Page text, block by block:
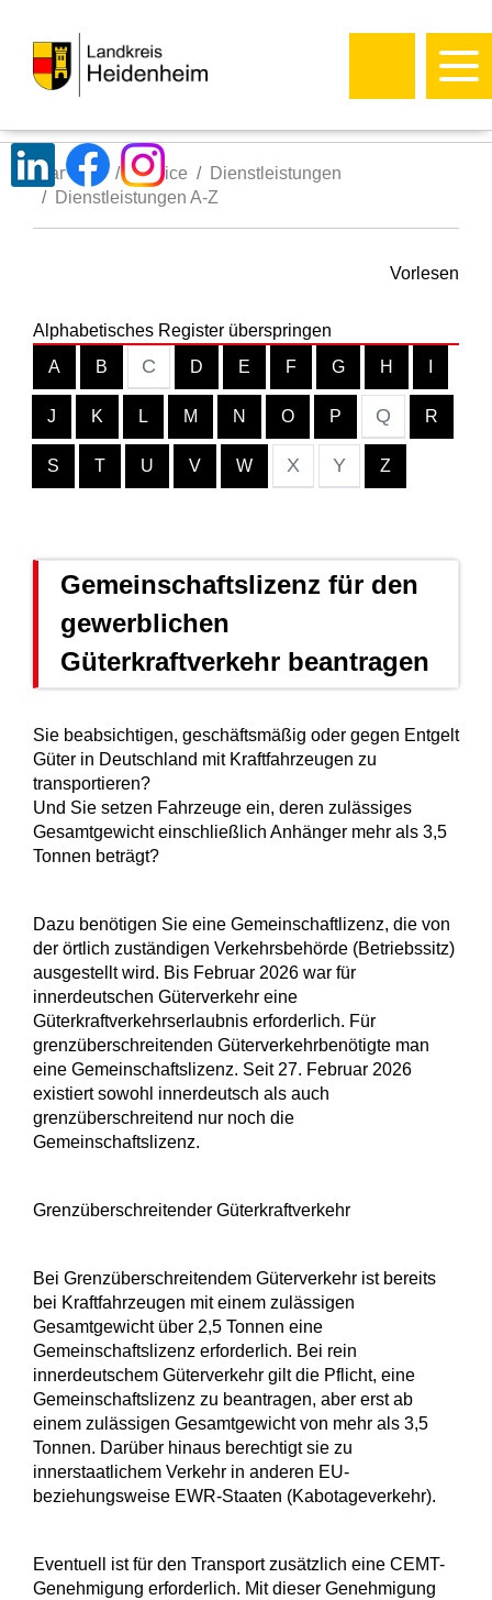
Startseite Service
Dienstleistungen
Dienstleistungen A-Z
Vorlesen
Alphabetisches Register überspringen
A
B C D E F G H
J K L M N O P Q R
S T U V W X Y Z
Gemeinschaftslizenz für den
gewerblichen
Güterkraftverkehr beantragen
Sie beabsichtigen, geschäftsmäßig oder gegen Entgelt
Güter in Deutschland mit Kraftfahrzeugen zu
transportieren?
Und Sie setzen Fahrzeuge ein, deren zulässiges
Gesamtgewicht einschließlich Anhänger mehr als 3,5
Tonnen beträgt?
Dazu benötigen Sie eine Gemeinschaftlizenz, die von
der örtlich zuständigen Verkehrsbehörde (Betriebssitz)
ausgestellt wird. Bis Februar 2026 war für
innerdeutschen Güterverkehr eine
Güterkraftverkehrserlaubnis erforderlich. Für
grenzüberschreitenden Güterverkehrbenötigte man
eine Gemeinschaftslizenz. Seit 27. Februar 2026
existiert sowohl innerdeutsch als auch
grenzüberschreitend nur noch die
Gemeinschaftslizenz.
Grenzüberschreitender Güterkraftverkehr
Bei Grenzüberschreitendem Güterverkehr ist bereits
bei Kraftfahrzeugen mit einem zulässigen
Gesamtgewicht über 2,5 Tonnen eine
Gemeinschaftslizenz erforderlich. Bei rein
innerdeutschem Güterverkehr gilt die Pflicht, eine
Gemeinschaftslizenz zu beantragen, aber erst ab
einem zulässigen Gesamtgewicht von mehr als 3,5
Tonnen. Darüber hinaus berechtigt sie zu
innerstaatlichem Verkehr in anderen EU-
beziehungsweise EWR-Staaten (Kabotageverkehr).
Eventuell ist für den Transport zusätzlich eine CEMT-
Genehmigung erforderlich. Mit dieser Genehmigung